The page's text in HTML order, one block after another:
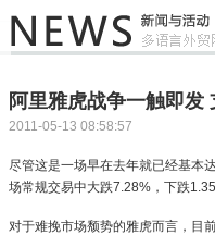
阿里雅虎战争一触即发
2011-05-13 08:58:57
尽管这是一场早在去年就已经基本
场常规交易中大跌7.28%，下跌
对于难挽市场颓势的雅虎而言，目